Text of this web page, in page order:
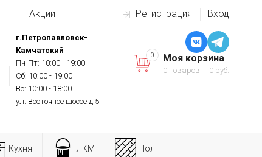
Регистрация Вход
Акции
г.Петропавловск-
Камчатский
Пн-Пт: 10:00 - 19:00
Сб: 10:00 - 19:00
Вс: 10:00 - 18:00
ул. Восточное шоссе д.5
Моя корзина
0 товаров 0 руб.
0
Кухня ЛКМ Пол